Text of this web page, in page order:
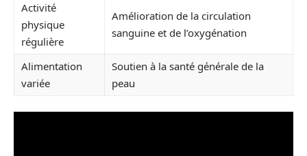
Activité
physique
régulière
Amélioration de la circulation
sanguine et de l’oxygénation
Alimentation
variée
Soutien à la santé générale de la
peau